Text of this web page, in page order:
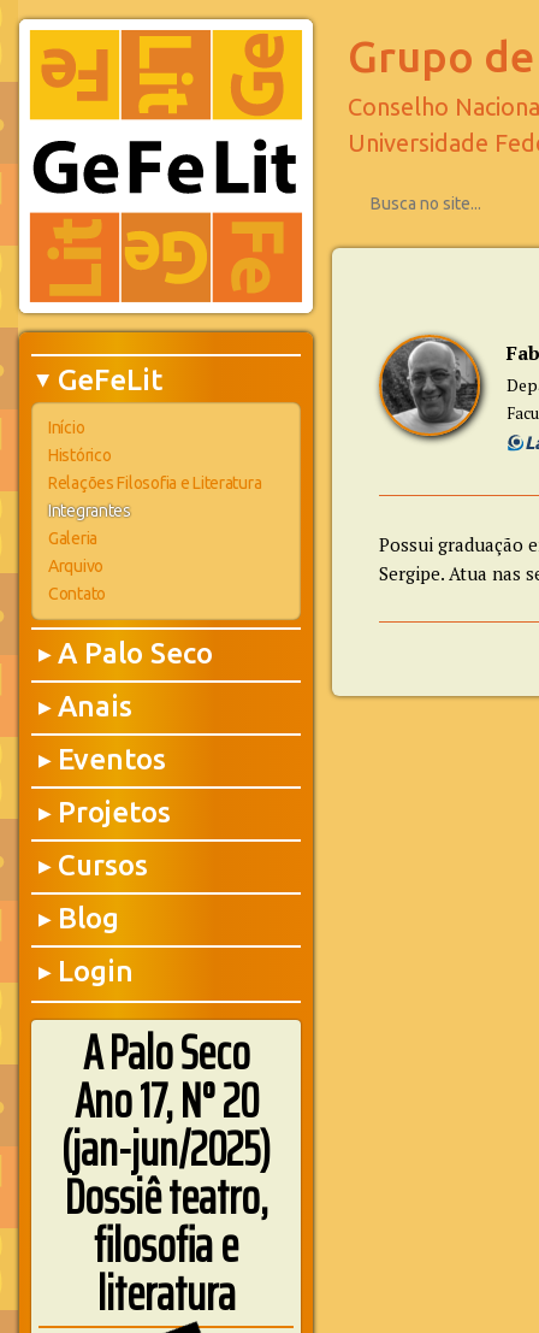
▶ GeFeLit
Início
Histórico
Relações Filosofia e Literatura
Integrantes
Galeria
Arquivo
Contato
▶ A Palo Seco
▶ Anais
▶ Eventos
▶ Projetos
▶ Cursos
▶ Blog
▶ Login
A Palo Seco
Ano 17, N° 20
(jan-jun/2025)
Dossiê teatro,
filosofia e
literatura
Grupo
Conselho
Universidade
Possui graduação
Sergipe. Atua nas